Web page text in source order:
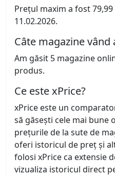
Prețul maxim a fost
11.02.2026.
Câte magazine vând
Am găsit 5 magazine
produs.
Ce este xPrice?
xPrice este un
să găsești cele mai bune
prețurile de la sute de
oferi istoricul de preț și
folosi xPrice ca extensie
vizualiza istoricul direct